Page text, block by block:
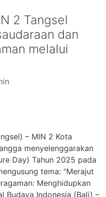
2 Tangsel
dan
melalui
– MIN 2 Kota
menyelenggarakan
Day) Tahun 2025 pada
tema: “Merajut
Menghidupkan
Budaya Indonesia (Bali) –